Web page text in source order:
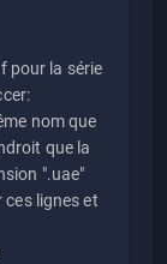
pour la série
nom que
que la
".uae"
lignes et